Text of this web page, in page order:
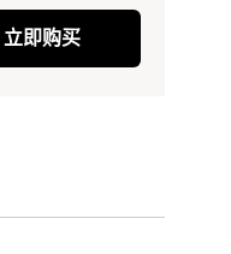
立即购买